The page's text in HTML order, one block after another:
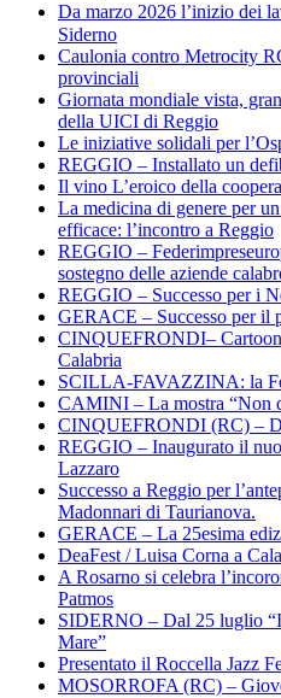
Da marzo 2026 l’inizio dei
Siderno
Caulonia contro Metrocity
provinciali
Giornata mondiale vista,
della UICI di Reggio
Le iniziative solidali per
REGGIO – Installato un
Il vino L’eroico della
La medicina di genere per
efficace: l’incontro a Reggio
REGGIO –
sostegno delle aziende
REGGIO – Successo per i
GERACE – Successo per il
CINQUEFRONDI– Cartoon
Calabria
SCILLA-FAVAZZINA: la
CAMINI – La mostra “Non
CINQUEFRONDI (RC) –
REGGIO – Inaugurato il
Lazzaro
Successo a Reggio per
Madonnari di Taurianova.
GERACE – La 25esima
DeaFest / Luisa Corna a
A Rosarno si celebra
Patmos
SIDERNO – Dal 25 luglio
Mare”
Presentato il Roccella Jazz
MOSORROFA (RC) –